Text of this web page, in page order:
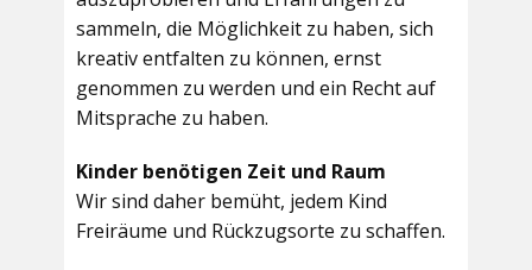
sammeln, die Möglichkeit zu haben, sich
kreativ entfalten zu können, ernst
genommen zu werden und ein Recht auf
Mitsprache zu haben.
Kinder benötigen Zeit und Raum
Wir sind daher bemüht, jedem Kind
Freiräume und Rückzugsorte zu schaffen.